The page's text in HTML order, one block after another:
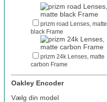
prizm road Lenses, matte
black Frame
prizm 24k Lenses, matte
carbon Frame
Oakley Encoder
Vælg din model